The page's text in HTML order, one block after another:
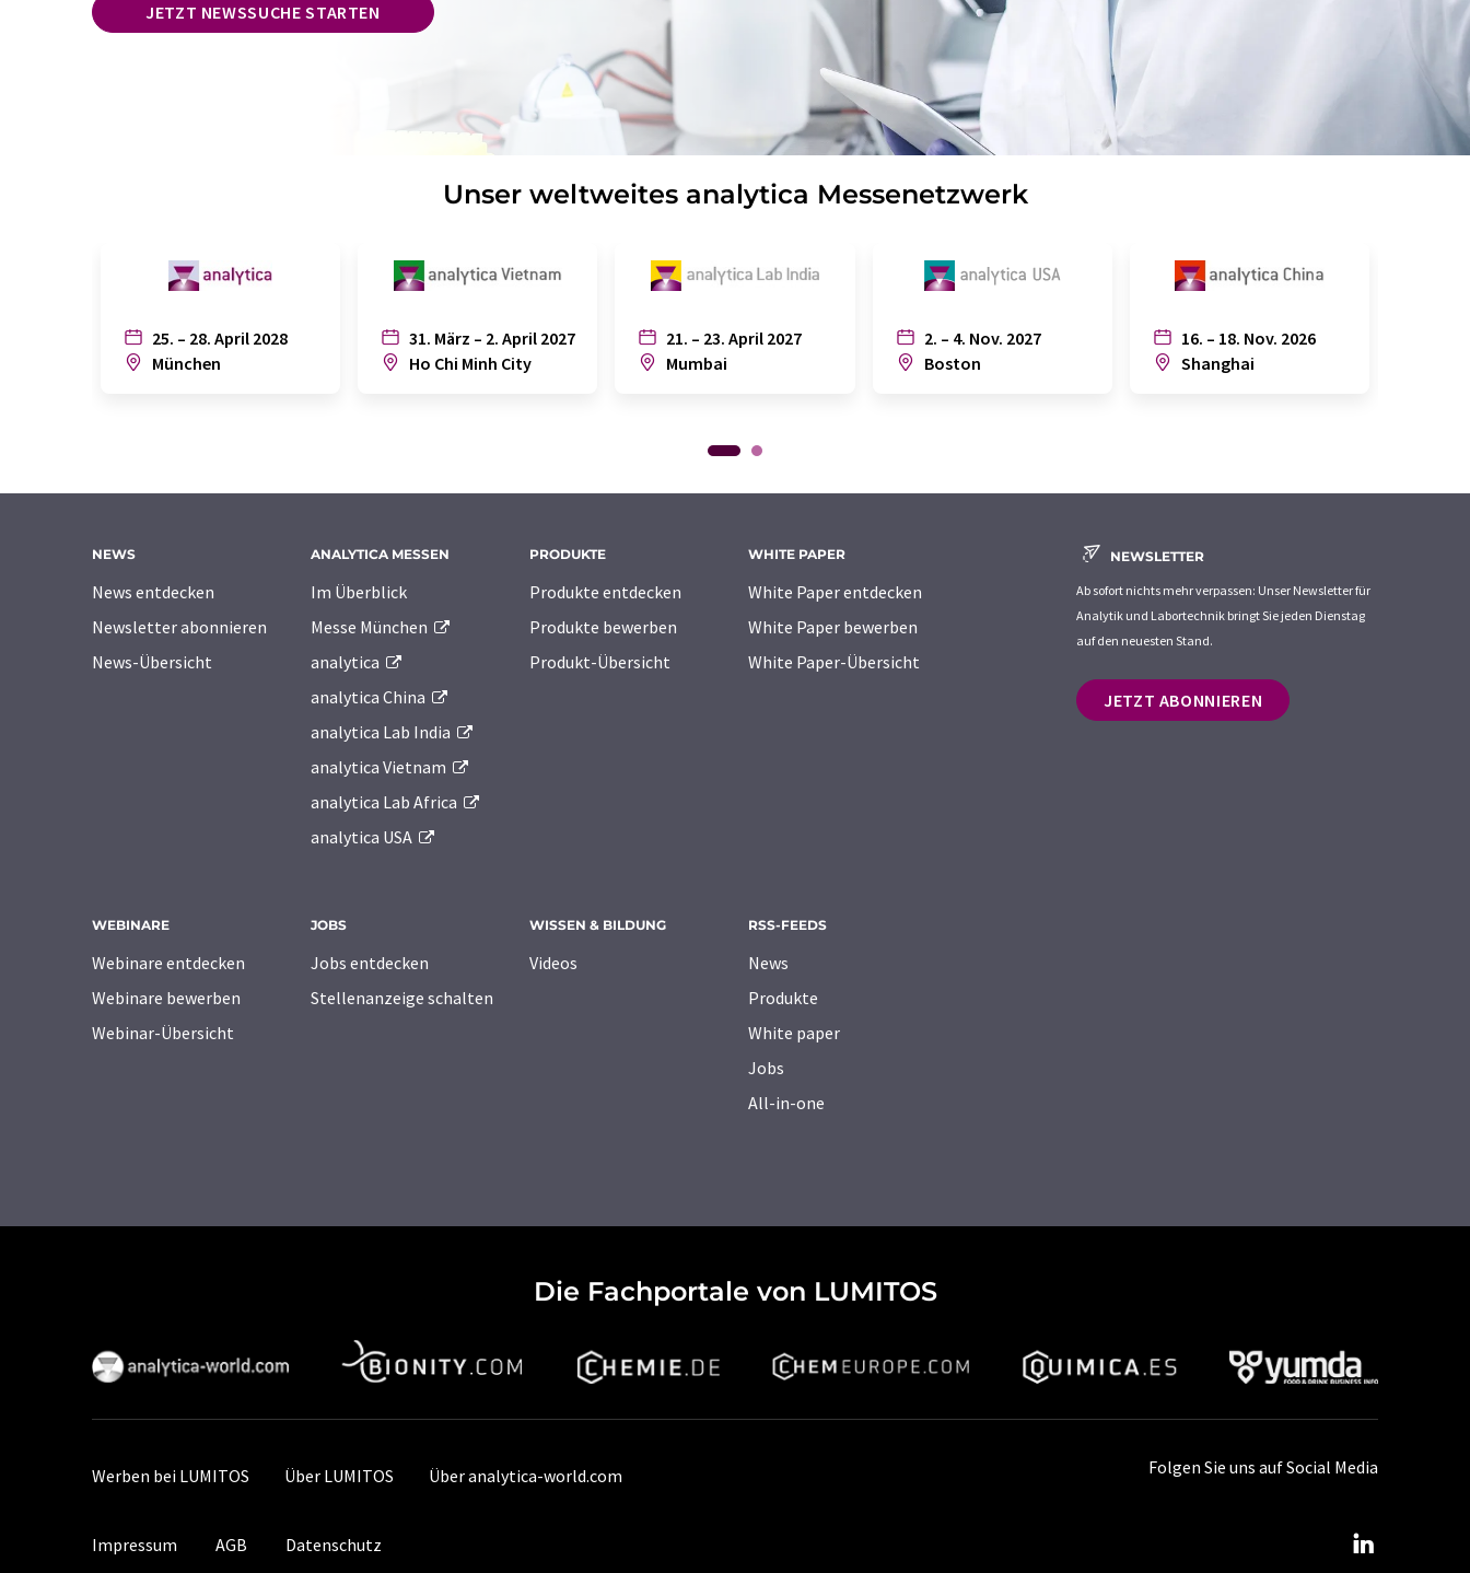
JETZT NEWSSUCHE STARTEN
Unser weltweites analytica Messenetzwerk
25. – 28. April 2028
München
31. März – 2. April 2027
Ho Chi Minh City
21. – 23. April 2027
Mumbai
2. – 4. Nov. 2027
Boston
16. – 18. Nov. 2026
Shanghai
NEWS
News entdecken
Newsletter abonnieren
News-Übersicht
ANALYTICA MESSEN
Im Überblick
Messe München
analytica
analytica China
analytica Lab India
analytica Vietnam
analytica Lab Africa
analytica USA
PRODUKTE
Produkte entdecken
Produkte bewerben
Produkt-Übersicht
WHITE PAPER
White Paper entdecken
White Paper bewerben
White Paper-Übersicht
WEBINARE
Webinare entdecken
Webinare bewerben
Webinar-Übersicht
JOBS
Jobs entdecken
Stellenanzeige schalten
WISSEN & BILDUNG
Videos
RSS-FEEDS
News
Produkte
White paper
Jobs
All-in-one
NEWSLETTER
Ab sofort nichts mehr verpassen: Unser Newsletter für
Analytik und Labortechnik bringt Sie jeden Dienstag
auf den neuesten Stand.
JETZT ABONNIEREN
Die Fachportale von LUMITOS
Werben bei LUMITOS Über LUMITOS Über analytica-world.com
Impressum AGB Datenschutz
Folgen Sie uns auf Social Media